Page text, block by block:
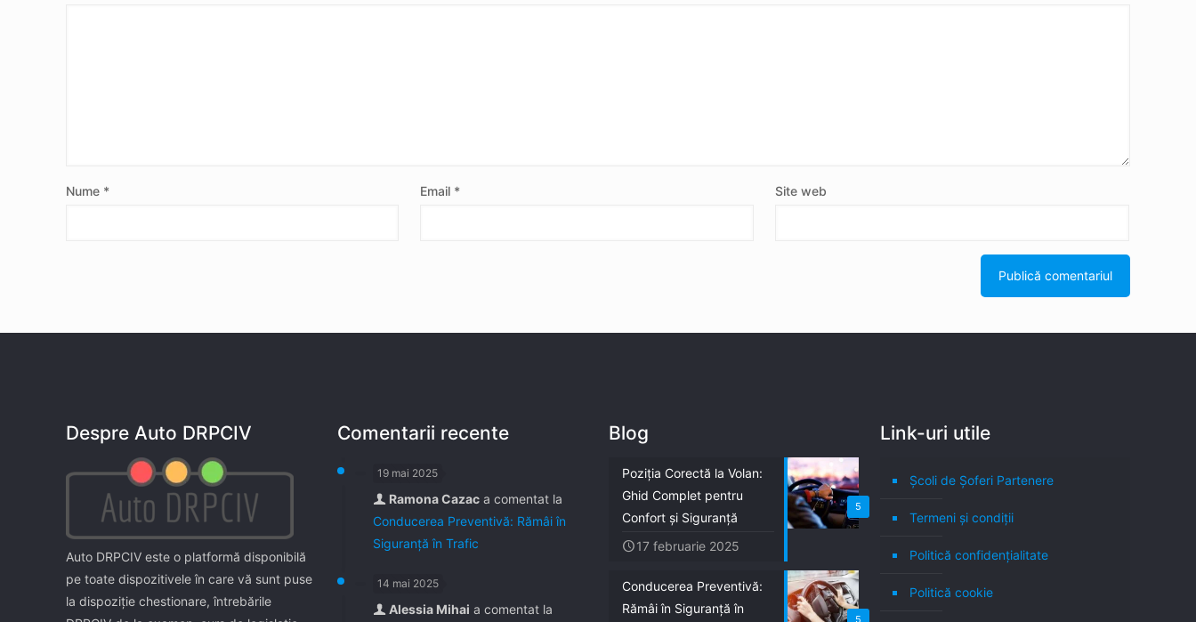
Nume * Email * Site web
Despre Auto DRPCIV
Auto DRPCIV este o platformă disponibilă
pe toate dispozitivele în care vă sunt puse
la dispoziţie chestionare, întrebările
Comentarii recente
19 mai 2025
Ramona Cazac a comentat la
Conducerea Preventivă: Rămâi în
Siguranță în Trafic
14 mai 2025
Alessia Mihai a comentat la
Blog
5
Poziția Corectă la Volan:
Ghid Complet pentru
Confort și Siguranță
17 februarie 2025
Conducerea Preventivă:
Rămâi în Siguranță în
Link-uri utile
Școli de Șoferi Partenere
Termeni şi condiţii
Politică confidenţialitate
Politică cookie